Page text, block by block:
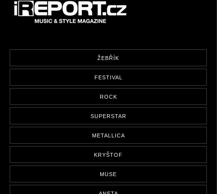
ŽEBŘÍK
FESTIVAL
ROCK
SUPERSTAR
METALLICA
KRYŠTOF
MUSE